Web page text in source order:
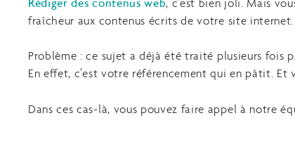
Rédiger des contenus web, c’est bien joli. Mais
fraîcheur aux contenus écrits de votre site
Problème : ce sujet a déjà été traité plusieurs fois
En effet, c’est votre référencement qui en pâtit.
Dans ces cas-là, vous pouvez faire appel à notre